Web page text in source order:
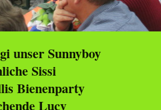
unser Sunnyboy
Sissi
Bienenparty
Lucy